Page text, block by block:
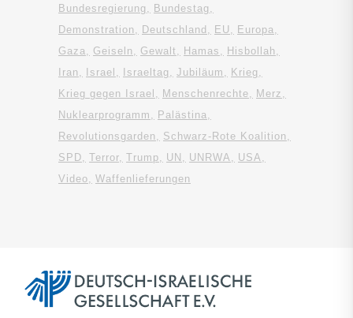
Bundesregierung
Bundestag
Demonstration
Deutschland EU
Europa
Gaza
Geiseln Gewalt Hamas
Hisbollah
Iran
Israel Israeltag Jubiläum
Krieg
Krieg gegen Israel
Menschenrechte
Merz
Nuklearprogramm
Palästina
Revolutionsgarden
Schwarz-Rote Koalition
SPD
Terror Trump UN UNRWA
USA
Video
Waffenlieferungen